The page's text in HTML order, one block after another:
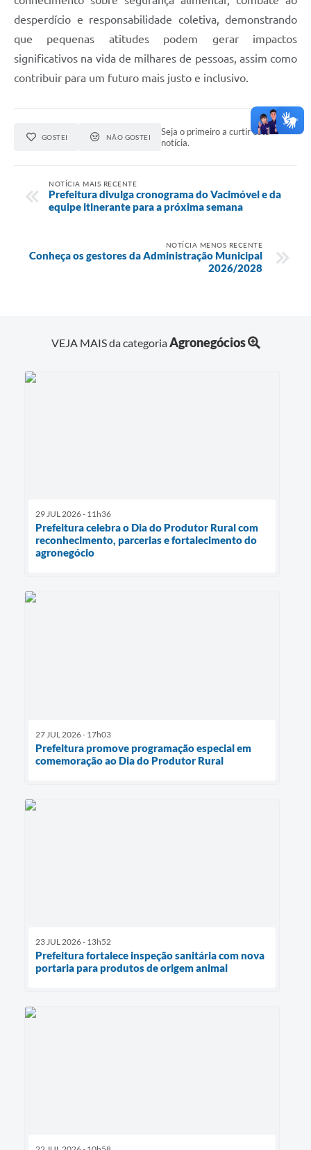
desperdício e responsabilidade coletiva, demonstrando
que pequenas atitudes podem gerar impactos
significativos na vida de milhares de pessoas, assim como
contribuir para um futuro mais justo e inclusivo.
GOSTEI NÃO GOSTEI
Seja o primeiro a curtir esta
notícia.
NOTÍCIA MAIS RECENTE
Prefeitura divulga cronograma do Vacimóvel e da
equipe itinerante para a próxima semana
NOTÍCIA MENOS RECENTE
Conheça os gestores da Administração Municipal
2026/2028
VEJA MAIS da categoriaAgronegócios
29 JUL 2026 - 11h36
Prefeitura celebra o Dia do Produtor Rural com
reconhecimento, parcerias e fortalecimento do
agronegócio
27 JUL 2026 - 17h03
Prefeitura promove programação especial em
comemoração ao Dia do Produtor Rural
23 JUL 2026 - 13h52
Prefeitura fortalece inspeção sanitária com nova
portaria para produtos de origem animal